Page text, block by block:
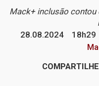
Mack+ inclusão contou
28.08.2024
18h29